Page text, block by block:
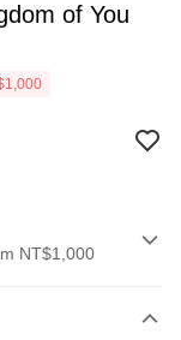
of You
NT$1,000